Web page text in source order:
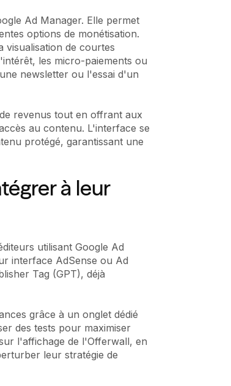
Ad Manager. Elle permet
options de monétisation.
visualisation de courtes
les micro-paiements ou
newsletter ou l'essai d'un
revenus tout en offrant aux
au contenu. L'interface se
protégé, garantissant une
à leur
utilisant Google Ad
interface AdSense ou Ad
Tag (GPT), déjà
grâce à un onglet dédié
des tests pour maximiser
l'affichage de l'Offerwall, en
leur stratégie de